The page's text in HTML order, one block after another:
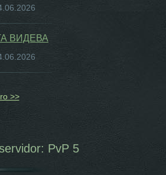
ВИДЕВА
>>
PvP 5